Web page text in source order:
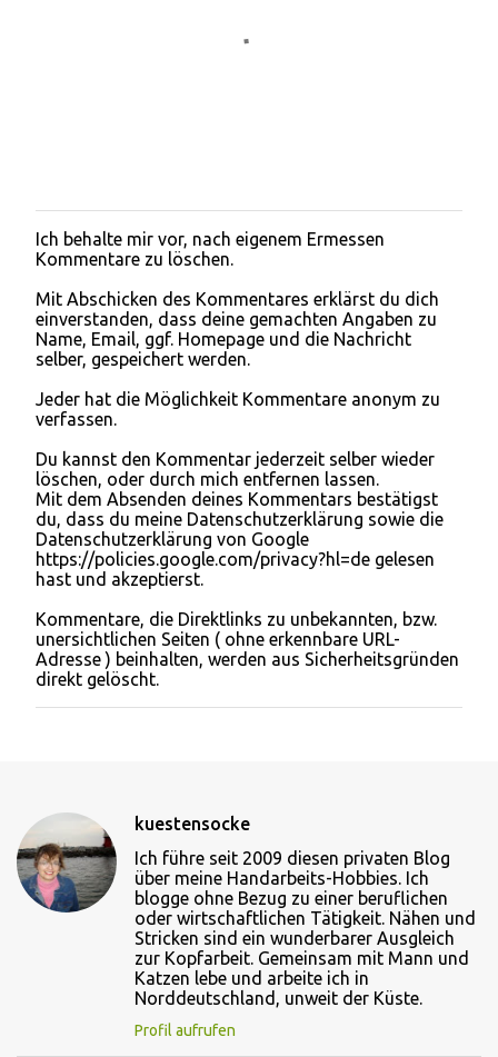
K
o
m
e
n
t
r
v
r
ö
f
f
e
n
t
i
c
h
e
n
Ich behalte mir vor, nach eigenem Ermessen
Kommentare zu löschen.
Mit Abschicken des Kommentares erklärst du dich
einverstanden, dass deine gemachten Angaben zu
Name, Email, ggf. Homepage und die Nachricht
selber, gespeichert werden.
Jeder hat die Möglichkeit Kommentare anonym zu
verfassen.
Du kannst den Kommentar jederzeit selber wieder
löschen, oder durch mich entfernen lassen.
Mit dem Absenden deines Kommentars bestätigst
du, dass du meine Datenschutzerklärung sowie die
Datenschutzerklärung von Google
https://policies.google.com/privacy?hl=de gelesen
hast und akzeptierst.
Kommentare, die Direktlinks zu unbekannten, bzw.
unersichtlichen Seiten ( ohne erkennbare URL-
Adresse ) beinhalten, werden aus Sicherheitsgründen
direkt gelöscht.
kuestensocke
Ich führe seit 2009 diesen privaten Blog
über meine Handarbeits-Hobbies. Ich
blogge ohne Bezug zu einer beruflichen
oder wirtschaftlichen Tätigkeit. Nähen und
Stricken sind ein wunderbarer Ausgleich
zur Kopfarbeit. Gemeinsam mit Mann und
Katzen lebe und arbeite ich in
Norddeutschland, unweit der Küste.
Profil aufrufen